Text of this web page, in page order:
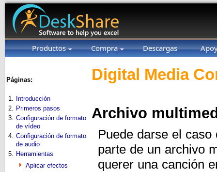
Productos Compra Descargas
Páginas:
1.
Introducción
2. Primeros pasos
3. Configuración de formato
de vídeo
4. Configuración de formato
de audio
5. Herramientas
Aplicar efectos
Digital Media
Archivo
Puede darse el
parte de un archivo
querer una canción